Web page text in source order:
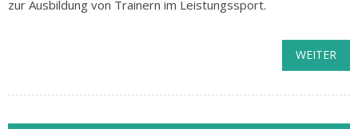
zur Ausbildung von Trainern im Leistungssport.
WEITER